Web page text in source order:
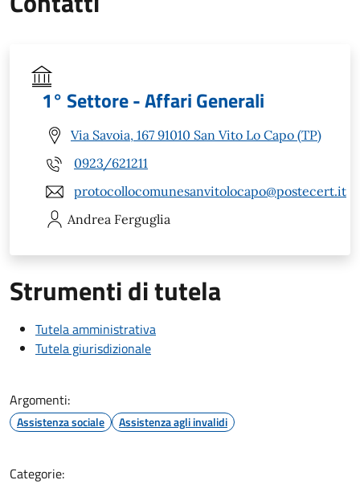
1° Settore - Affari Generali
Via Savoia, 167 91010 San Vito Lo Capo (TP)
0923/621211
protocollocomunesanvitolocapo@postecert.it
Andrea Ferguglia
Strumenti di tutela
Tutela amministrativa
Tutela giurisdizionale
Argomenti:
Assistenza sociale Assistenza agli invalidi
Categorie: